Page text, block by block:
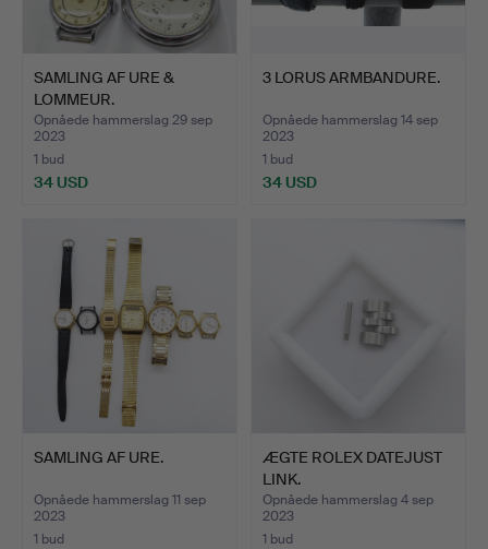
SAMLING AF URE &
LOMMEUR.
Opnåede hammerslag 29 sep
2023
1 bud
34 USD
3 LORUS ARMBANDURE.
Opnåede hammerslag 14 sep
2023
1 bud
34 USD
SAMLING AF URE.
Opnåede hammerslag 11 sep
2023
1 bud
ÆGTE ROLEX DATEJUST
LINK.
Opnåede hammerslag 4 sep
2023
1 bud